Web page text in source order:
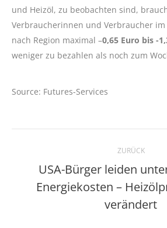
und Heizöl, zu beobachten sind,
Verbraucherinnen und Verbraucher
nach Region maximal –0,65 Euro bis -
weniger zu bezahlen als noch zum
Source: Futures-Services
ZURÜCK
Beitrag:
USA-Bürger leiden
Energiekosten –
verändert